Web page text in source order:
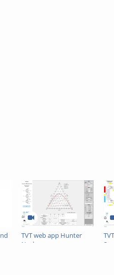
TVT web app Hunter
Nash